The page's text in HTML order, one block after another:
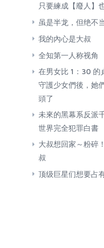
只要練成【廢人】
虽是半龙，但绝不
我的內心是大叔
全知第一人称视角
在男女比 1：30 的
守護少女們後，她
頭了
未來的黑幕系反派
世界完全犯罪白書
大叔想回家～粉碎
叔
顶级巨星们想要占